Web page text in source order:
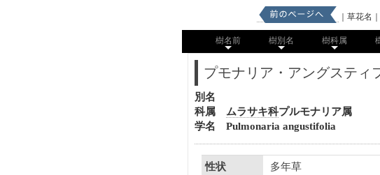
｜草花名
樹名前 樹別名 樹科属
プモナリア・アングスティ
別名
科属 ムラサキ科プルモナリア属
学名 Pulmonaria angustifolia
性状 多年草